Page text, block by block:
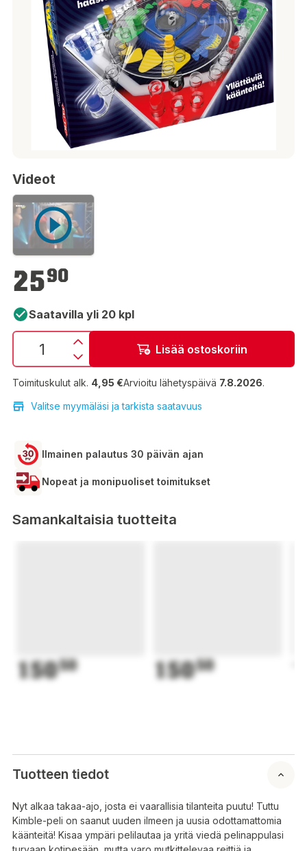
Videot
2590
Saatavilla yli 20 kpl
Lisää ostoskoriin
Toimituskulut alk. 4,95 €Arvioitu lähetyspäivä 7.8.2026.
Valitse myymäläsi ja tarkista saatavuus
Ilmainen palautus 30 päivän ajan
Nopeat ja monipuoliset toimitukset
Samankaltaisia tuotteita
15050 15050
Tuotteen tiedot
Nyt alkaa takaa-ajo, josta ei vaarallisia tilanteita puutu! Tuttu
Kimble-peli on saanut uuden ilmeen ja uusia odottamattomia
käänteitä! Kisaa ympäri pelilautaa ja yritä viedä pelinappulasi